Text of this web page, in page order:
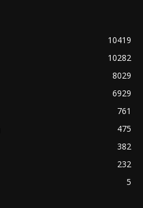
10419
10282
8029
6929
761
475
382
232
5